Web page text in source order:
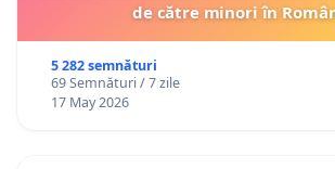
de către minori în
5 282 semnături
69 Semnături / 7 zile
17 May 2026